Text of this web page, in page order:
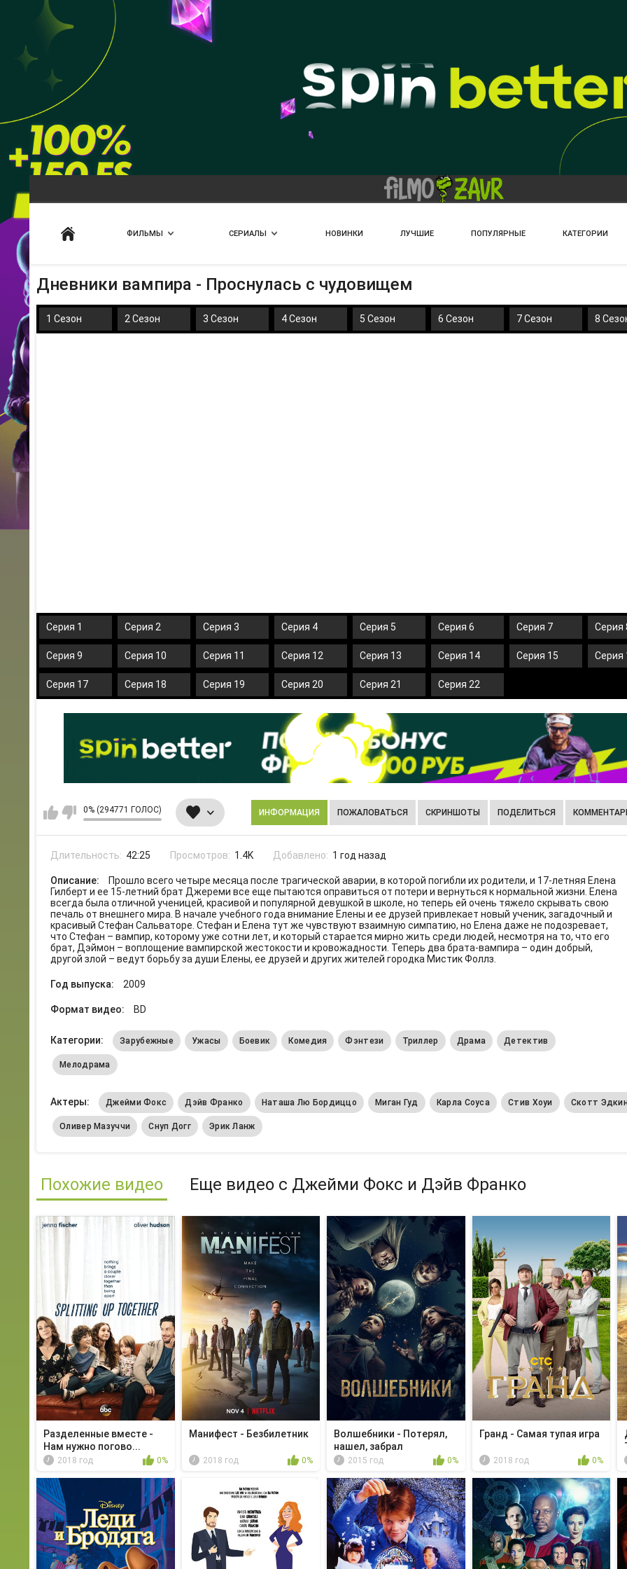
ФИЛЬМЫ СЕРИАЛЫ НОВИНКИ ЛУЧШИЕ ПОПУЛЯРНЫЕ КАТЕГОРИИ
Дневники вампира - Проснулась с чудовищем
1 Сезон 2 Сезон 3 Сезон 4 Сезон 5 Сезон 6 Сезон 7 Сезон 8
Серия 1 Серия 2 Серия 3 Серия 4 Серия 5 Серия 6 Серия 7 Серия
Серия 9 Серия 10 Серия 11 Серия 12 Серия 13 Серия 14 Серия 15 Серия
Серия 17 Серия 18 Серия 19 Серия 20 Серия 21 Серия 22
0% (294771 ГОЛОС) ИНФОРМАЦИЯ ПОЖАЛОВАТЬСЯ СКРИНШОТЫ ПОДЕЛИТЬСЯ
Длительность: 42:25 Просмотров: 1.4K Добавлено: 1 год назад
Описание:
Прошло всего четыре месяца после трагической аварии, в которой погибли их родители, и 17-летняя Елена
Гилберт и ее 15-летний брат Джереми все еще пытаются оправиться от потери и вернуться к нормальной жизни. Елена
всегда была отличной ученицей, красивой и популярной девушкой в школе, но теперь ей очень тяжело скрывать свою
печаль от внешнего мира. В начале учебного года внимание Елены и ее друзей привлекает новый ученик, загадочный и
красивый Стефан Сальваторе. Стефан и Елена тут же чувствуют взаимную симпатию, но Елена даже не подозревает,
что Стефан – вампир, которому уже сотни лет, и который старается мирно жить среди людей, несмотря на то, что его
брат, Дэймон – воплощение вампирской жестокости и кровожадности. Теперь два брата-вампира – один добрый,
другой злой – ведут борьбу за души Елены, ее друзей и других жителей городка Мистик Фоллз.
Год выпуска: 2009
Формат видео: BD
Категории: Зарубежные Ужасы Боевик Комедия Фэнтези Триллер Драма Детектив
Мелодрама
Актеры: Джейми Фокс Дэйв Франко Наташа Лю Бордиццо Миган Гуд Карла Соуса Стив Хоуи Скотт
Оливер Мазуччи Снуп Догг Эрик Ланж
Похожие видео Еще видео с Джейми Фокс и Дэйв Франко
Разделенные вместе -
Нам нужно погово...
2018 год 0%
Манифест - Безбилетник
2018 год 0%
Волшебники - Потерял,
нашел, забрал
2015 год 0%
Гранд - Самая тупая игра
2018 год 0%